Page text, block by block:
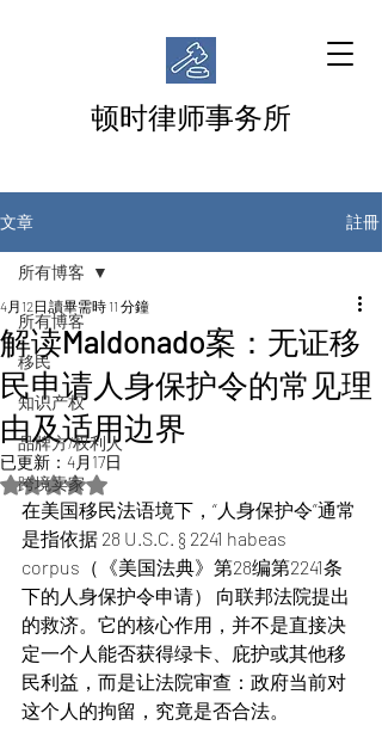
顿时律师事务所
文章 註冊
所有博客
移民
知识产权
品牌方/权利人
跨境卖家
所有博客
解读Maldonado案：无证移
民申请人身保护令的常见理
由及适用边界
4月12日 讀畢需時 11 分鐘
已更新： 4月17日
評等為 NaN（最高為 5 顆星）。
在美国移民法语境下，“人身保护令”通常
是指依据 28 U.S.C. § 2241 habeas
corpus（《美国法典》第28编第2241条
下的人身保护令申请） 向联邦法院提出
的救济。它的核心作用，并不是直接决
定一个人能否获得绿卡、庇护或其他移
民利益，而是让法院审查：政府当前对
这个人的拘留，究竟是否合法。